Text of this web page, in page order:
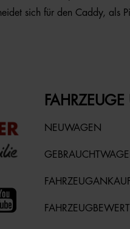
sich für den Caddy, als
FAHRZEUGE
NEUWAGEN